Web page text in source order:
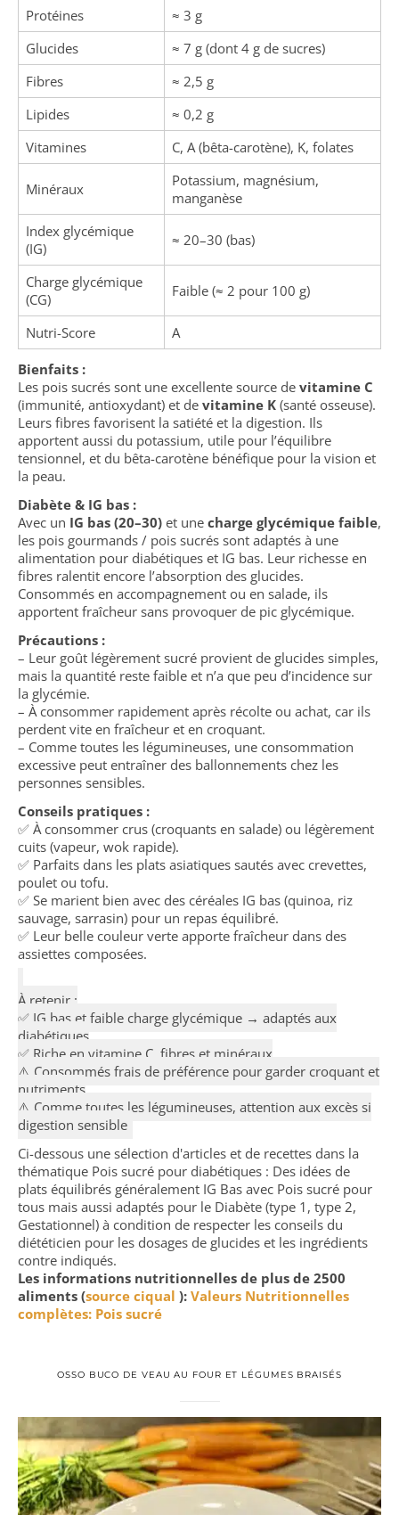
Protéines
≈ 3 g
Glucides
≈ 7 g (dont 4 g de sucres)
Fibres
≈ 2,5 g
Lipides
≈ 0,2 g
Vitamines
C, A (bêta-carotène), K, folates
Minéraux
Potassium, magnésium,
manganèse
Index glycémique
(IG)
≈ 20–30 (bas)
Charge glycémique
(CG)
Faible (≈ 2 pour 100 g)
Nutri-Score A
Bienfaits :
Les pois sucrés sont une excellente source de vitamine C
(immunité, antioxydant) et de vitamine K (santé osseuse).
Leurs fibres favorisent la satiété et la digestion. Ils
apportent aussi du potassium, utile pour l’équilibre
tensionnel, et du bêta-carotène bénéfique pour la vision et
la peau.
Diabète & IG bas :
Avec un IG bas (20–30) et une charge glycémique faible,
les pois gourmands / pois sucrés sont adaptés à une
alimentation pour diabétiques et IG bas. Leur richesse en
fibres ralentit encore l’absorption des glucides.
Consommés en accompagnement ou en salade, ils
apportent fraîcheur sans provoquer de pic glycémique.
Précautions :
– Leur goût légèrement sucré provient de glucides simples,
mais la quantité reste faible et n’a que peu d’incidence sur
la glycémie.
– À consommer rapidement après récolte ou achat, car ils
perdent vite en fraîcheur et en croquant.
– Comme toutes les légumineuses, une consommation
excessive peut entraîner des ballonnements chez les
personnes sensibles.
Conseils pratiques :
✅ À consommer crus (croquants en salade) ou légèrement
cuits (vapeur, wok rapide).
✅ Parfaits dans les plats asiatiques sautés avec crevettes,
poulet ou tofu.
✅ Se marient bien avec des céréales IG bas (quinoa, riz
sauvage, sarrasin) pour un repas équilibré.
✅ Leur belle couleur verte apporte fraîcheur dans des
assiettes composées.
À retenir :
✅ IG bas et faible charge glycémique → adaptés aux
diabétiques
✅ Riche en vitamine C, fibres et minéraux
⚠️ Consommés frais de préférence pour garder croquant et
nutriments
⚠️ Comme toutes les légumineuses, attention aux excès si
digestion sensible
Ci-dessous une sélection d'articles et de recettes dans la
thématique Pois sucré pour diabétiques : Des idées de
plats équilibrés généralement IG Bas avec Pois sucré pour
tous mais aussi adaptés pour le Diabète (type 1, type 2,
Gestationnel) à condition de respecter les conseils du
diététicien pour les dosages de glucides et les ingrédients
contre indiqués.
Les informations nutritionnelles de plus de 2500
aliments (source ciqual ): Valeurs Nutritionnelles
complètes: Pois sucré
OSSO BUCO DE VEAU AU FOUR ET LÉGUMES BRAISÉS